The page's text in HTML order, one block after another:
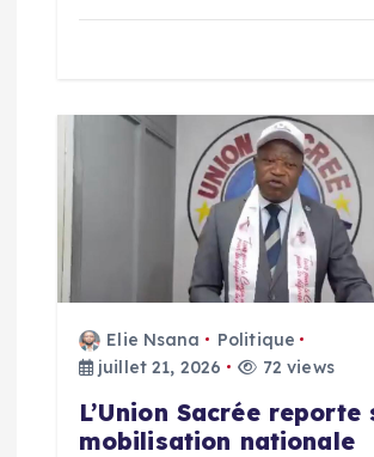
c
e
Elie Nsana
Politique
juillet 21, 2026
72 views
L’Union Sacrée reporte
mobilisation nationale